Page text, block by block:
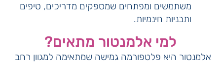
משתמשים ומפתחים שמספקים מדריכים, טיפים
ותבניות חינמיות.
למי אלמנטור מתאים?
אלמנטור היא פלטפורמה גמישה שמתאימה למגוון רחב